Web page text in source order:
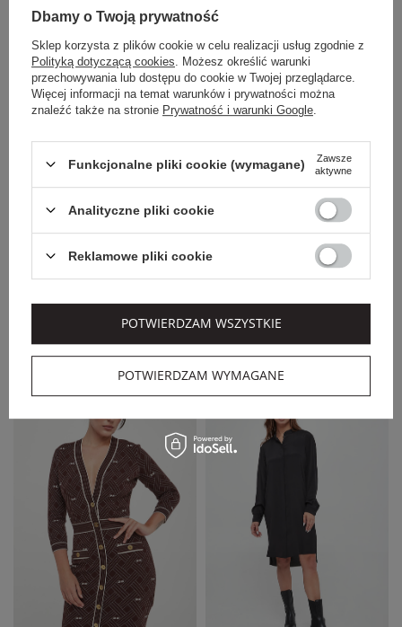
Dodatkowo -20% na kod
SUKIENKA LETNIA
1 459,00 PLN
Dodatkowo -20% na kod
OUTLET20
SUKIENKA LIU JO
579,00 PLN
Dbamy o Twoją prywatność
Sklep korzysta z plików cookie w celu realizacji usług zgodnie z
Polityką dotyczącą cookies . Możesz określić warunki
przechowywania lub dostępu do cookie w Twojej przeglądarce.
Więcej informacji na temat warunków i prywatności można
znaleźć także na stronie Prywatność i warunki Google
Funkcjonalne pliki cookie (wymagane)
Zawsze
aktywne
Analityczne pliki cookie
Reklamowe pliki cookie
POTWIERDZAM WYMAGANE
POTWIERDZAM WSZYSTKIE